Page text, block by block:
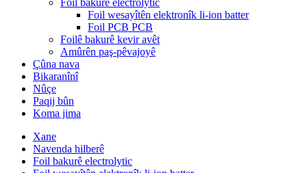
Foil bakurê electrolytic
Foil wesayîtên elektronîk li-ion batter
Foil PCB PCB
Foilê bakurê kevir avêt
Amûrên paş-pêvajoyê
Çûna nava
Bikaranînî
Nûçe
Paqij bûn
Koma jima
Xane
Navenda hilberê
Foil bakurê electrolytic